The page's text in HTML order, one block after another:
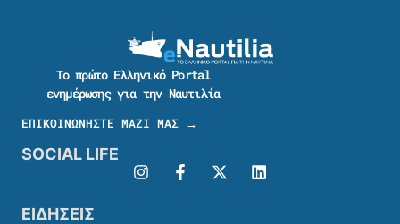
Το πρώτο Ελληνικό Portal
ενημέρωσης για την Ναυτιλία
ΕΠΙΚΟΙΝΩΝΗΣΤΕ ΜΑΖΙ ΜΑΣ →
SOCIAL LIFE
ΕΙΔΗΣΕΙΣ